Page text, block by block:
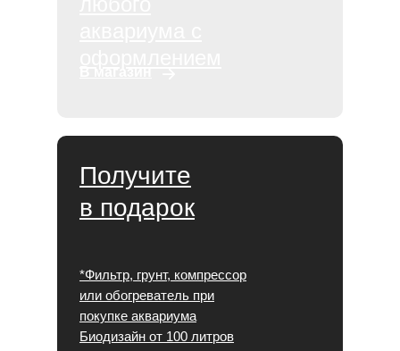
Получите
в подарок
*Фильтр, грунт, компрессор
или обогреватель при
покупке аквариума
Биодизайн от 100 литров